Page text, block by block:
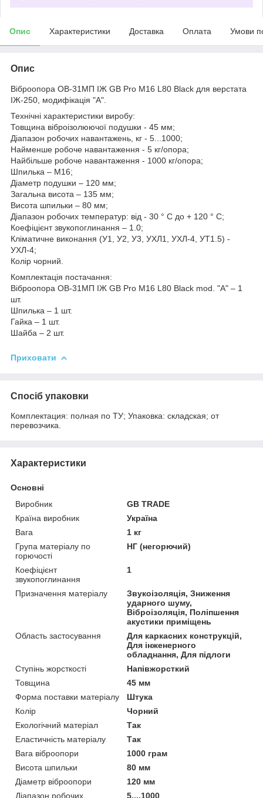
Опис Характеристики Доставка Оплата Умови
Опис
Віброопора ОВ-31МП ІЖ GB Pro M16 L80 Black для верстата
ІЖ-250, модифікація "A".
Технічні характеристики виробу:
Товщина віброізолюючої подушки - 45 мм;
Діапазон робочих навантажень, кг - 5...1000;
Найменше робоче навантаження - 5 кг/опора;
Найбільше робоче навантаження - 1000 кг/опора;
Шпилька – М16;
Діаметр подушки – 120 мм;
Загальна висота – 135 мм;
Висота шпильки – 80 мм;
Діапазон робочих температур: від - 30 ° С до + 120 ° С;
Коефіцієнт звукопоглинання – 1.0;
Кліматичне виконання (У1, У2, У3, УХЛ1, УХЛ-4, УТ1.5) -
УХЛ-4;
Колір чорний.
Комплектація постачання:
Віброопора ОВ-31МП ІЖ GB Pro M16 L80 Black mod. "A" – 1
шт.
Шпилька – 1 шт.
Гайка – 1 шт.
Шайба – 2 шт.
Приховати
Спосіб упаковки
Комплектация: полная по ТУ; Упаковка: складская; от
перевозчика.
Характеристики
Основні
Виробник
GB TRADE
Країна виробник
Україна
Вага
1 кг
Група матеріалу по
горючості
НГ (негорючий)
Коефіцієнт
звукопоглинання
1
Призначення матеріалу
Звукоізоляція, Зниження
ударного шуму,
Віброізоляція, Поліпшення
акустики приміщень
Область застосування
Для каркасних конструкцій,
Для інженерного
обладнання, Для підлоги
Ступінь жорсткості
Напівжорсткий
Товщина
45 мм
Форма поставки матеріалу
Штука
Колір
Чорний
Екологічний матеріал
Так
Еластичність матеріалу
Так
Вага віброопори
1000 грам
Висота шпильки
80 мм
Діаметр віброопори
120 мм
Діапазон робочих
5....1000